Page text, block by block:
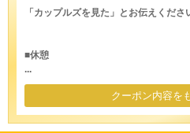
「カップルズを見た」とお伝えくださ
■休憩
...
クーポン内容を